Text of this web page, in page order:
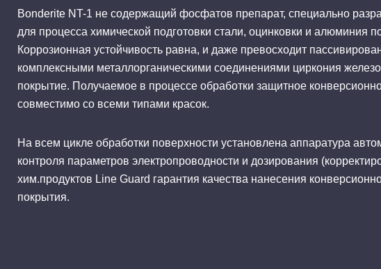
Bonderite NT-1 не содержащий фосфатов препарат, специально
для процесса химической подготовки стали, оцинковки и алюминия
Коррозионная устойчивость равна, и даже превосходит
комплексными металлорганическими соединениями циркония
покрытие. Получаемое в процессе обработки защитное
совместимо со всеми типами красок.
На всем цикле обработки поверхности установлена аппаратура
контроля параметров электропроводности и дозирования
хим.продуктов Line Guard гарантия качества нанесения
покрытия.